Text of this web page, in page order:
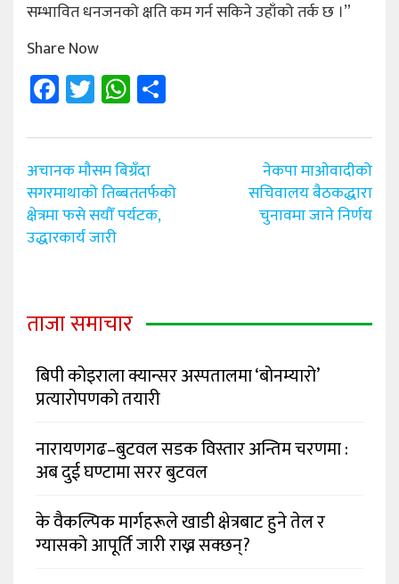
सम्भावित धनजनको क्षति कम गर्न सकिने उहाँको तर्क छ ।”
Share Now
Facebook
TwitterWhatsApp
Post
navigation
अचानक मौसम बिग्रँदा
सगरमाथाको तिब्बततर्फको
क्षेत्रमा फसे सयौँ पर्यटक,
उद्धारकार्य जारी
नेकपा माओवादीको
सचिवालय बैठकद्धारा
चुनावमा जाने निर्णय
ताजा समाचार
बिपी कोइराला क्यान्सर अस्पतालमा ‘बोनम्यारो’
प्रत्यारोपणको तयारी
नारायणगढ–बुटवल सडक विस्तार अन्तिम चरणमा :
अब दुई घण्टामा सरर बुटवल
के वैकल्पिक मार्गहरूले खाडी क्षेत्रबाट हुने तेल र
ग्यासको आपूर्ति जारी राख्न सक्छन्?